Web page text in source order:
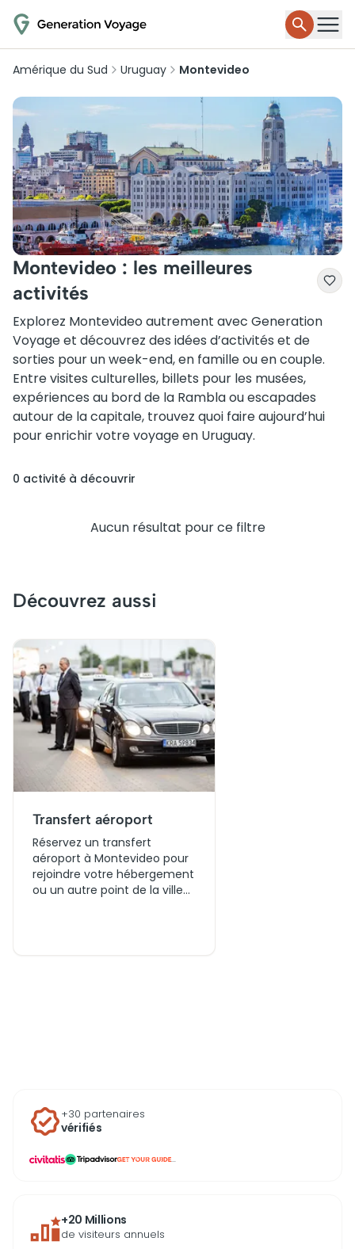
Amérique du Sud Uruguay Montevideo
Montevideo : les meilleures
activités
Explorez Montevideo autrement avec Generation
Voyage et découvrez des idées d’activités et de
sorties pour un week-end, en famille ou en couple.
Entre visites culturelles, billets pour les musées,
expériences au bord de la Rambla ou escapades
autour de la capitale, trouvez quoi faire aujourd’hui
pour enrichir votre voyage en Uruguay.
0 activité à découvrir
Aucun résultat pour ce filtre
Découvrez aussi
Transfert aéroport
Réservez un transfert
aéroport à Montevideo pour
rejoindre votre hébergement
ou un autre point de la ville
+30 partenaires
vérifiés
...
+20 Millions
de visiteurs annuels